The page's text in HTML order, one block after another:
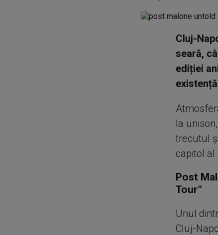
Cluj-
seară,
ediției
la
trecutul
capitol al
Post
Tour”
Unul
Cluj-